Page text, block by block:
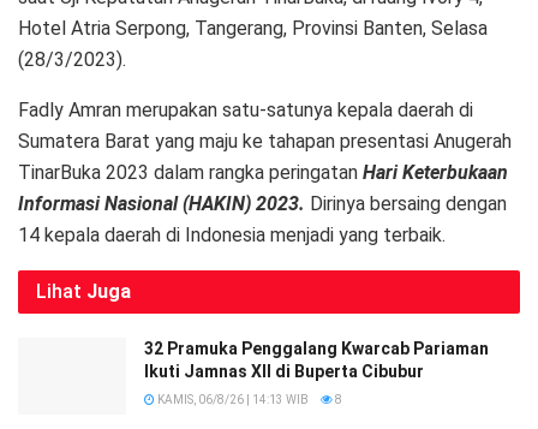
Hotel Atria Serpong, Tangerang, Provinsi Banten, Selasa
(28/3/2023).
Fadly Amran merupakan satu-satunya kepala daerah di
Sumatera Barat yang maju ke tahapan presentasi Anugerah
TinarBuka 2023 dalam rangka peringatan Hari Keterbukaan
Informasi Nasional (HAKIN) 2023. Dirinya bersaing dengan
14 kepala daerah di Indonesia menjadi yang terbaik.
Lihat Juga
32 Pramuka Penggalang Kwarcab Pariaman
Ikuti Jamnas XII di Buperta Cibubur
KAMIS, 06/8/26 | 14:13 WIB 8